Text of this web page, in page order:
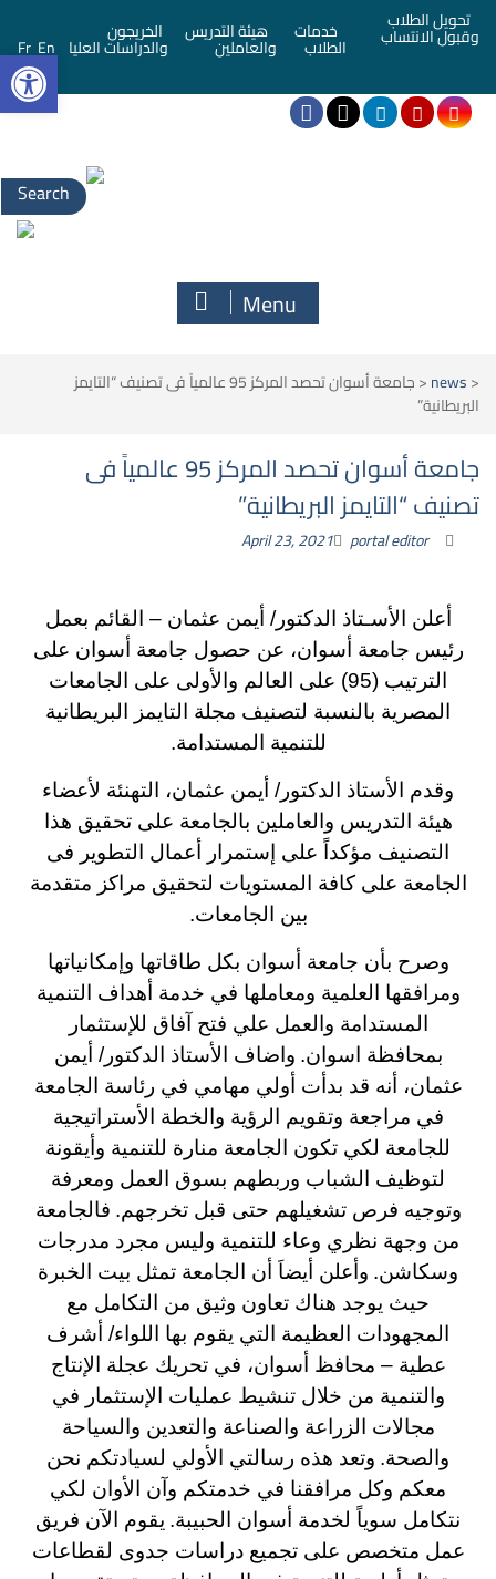
تحويل الطلاب
وقبول الانتساب خدمات
الطلاب
هيئة التدريس
والعاملين
الخريجون
والدراسات العليا En
Fr
Menu
<
news
<
جامعة أسوان تحصد المركز 95 عالمياً فى تصنيف “التايمز
البريطانية”
جامعة أسوان تحصد المركز 95 عالمياً فى
تصنيف “التايمز البريطانية”
April 23, 2021 portal editor
أعلن الأسـتاذ الدكتور/ أيمن عثمان – القائم بعمل
رئيس جامعة أسوان، عن حصول جامعة أسوان على
الترتيب (95) على العالم والأولى على الجامعات
المصرية بالنسبة لتصنيف مجلة التايمز البريطانية
للتنمية المستدامة.
وقدم الأستاذ الدكتور/ أيمن عثمان، التهنئة لأعضاء
هيئة التدريس والعاملين بالجامعة على تحقيق هذا
التصنيف مؤكداً على إستمرار أعمال التطوير فى
الجامعة على كافة المستويات لتحقيق مراكز متقدمة
بين الجامعات.
وصرح بأن جامعة أسوان بكل طاقاتها وإمكانياتها
ومرافقها العلمية ومعاملها في خدمة أهداف التنمية
المستدامة والعمل علي فتح آفاق للإستثمار
بمحافظة اسوان. واضاف الأستاذ الدكتور/ أيمن
عثمان، أنه قد بدأت أولي مهامي في رئاسة الجامعة
في مراجعة وتقويم الرؤية والخطة الأستراتيجية
للجامعة لكي تكون الجامعة منارة للتنمية وأيقونة
لتوظيف الشباب وربطهم بسوق العمل ومعرفة
وتوجيه فرص تشغيلهم حتى قبل تخرجهم. فالجامعة
من وجهة نظري وعاء للتنمية وليس مجرد مدرجات
وسكاشن. وأعلن أيضاَ أن الجامعة تمثل بيت الخبرة
حيث يوجد هناك تعاون وثيق من التكامل مع
المجهودات العظيمة التي يقوم بها اللواء/ أشرف
عطية – محافظ أسوان، في تحريك عجلة الإنتاج
والتنمية من خلال تنشيط عمليات الإستثمار في
مجالات الزراعة والصناعة والتعدين والسياحة
والصحة. وتعد هذه رسالتي الأولي لسيادتكم نحن
معكم وكل مرافقنا في خدمتكم وآن الأوان لكي
نتكامل سوياً لخدمة أسوان الحبيبة. يقوم الآن فريق
عمل متخصص على تجميع دراسات جدوى لقطاعات